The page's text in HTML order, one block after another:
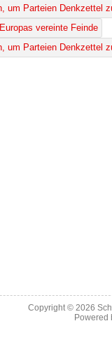
Copyright © 2026
Powered